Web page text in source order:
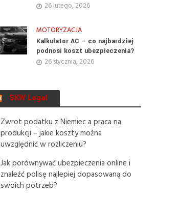
26 lutego, 2026
MOTORYZACJA
Kalkulator AC – co najbardziej
podnosi koszt ubezpieczenia?
26 stycznia, 2026
SKW Legal
Zwrot podatku z Niemiec a praca na
produkcji – jakie koszty można
uwzględnić w rozliczeniu?
Jak porównywać ubezpieczenia online i
znaleźć polisę najlepiej dopasowaną do
swoich potrzeb?